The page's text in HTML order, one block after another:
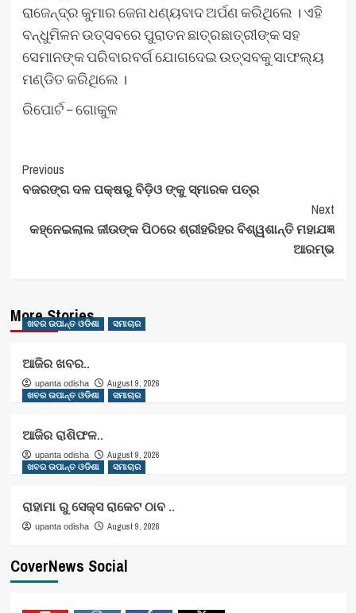
ରାଜେନ୍ଦ୍ର କୁମାର ଜେନା ଧଣ୍ୟବାଦ ଅର୍ପଣ କରିଥିଲେ । ଏହି
ବନ୍ଧୁମିଳନ ଉତ୍ସବରେ ପୁରାତନ ଛାତ୍ରଛାତ୍ରୀଙ୍କ ସହ
ସେମାନଙ୍କ ପରିବାରବର୍ଗ ଯୋଗଦେଇ ଉତ୍ସବକୁ ସାଫଲ୍ୟ
ମଣ୍ଡିତ କରିଥିଲେ ।
ରିପୋର୍ଟ – ଗୋକୁଳ
Post
Navigation
Previous
ବଜରଙ୍ଗ ଦଳ ପକ୍ଷରୁ ବିଡ଼ିଓ ଙ୍କୁ ସ୍ମାରକ ପତ୍ର
Next
କହ୍ନେଇଲାଲ ଜୀଉଙ୍କ ପିଠରେ ଶ୍ରୀହରିହର ବିଶ୍ୱଶାନ୍ତି ମହାଯଜ୍ଞ
ଆରମ୍ଭ
More Stories
ଖବର ଉପାନ୍ତ ଓଡିଶା ସମାଚାର
ଆଜିର ଖବର..
upanta odisha
August 9, 2026
ଖବର ଉପାନ୍ତ ଓଡିଶା
ସମାଚାର
ଆଜିର ରାଶିଫଳ..
upanta odisha
August 9, 2026
ଖବର ଉପାନ୍ତ ଓଡିଶା
ସମାଚାର
ରାହାମା ରୁ ସେକ୍ସ ରାକେଟ ଠାବ ..
upanta odisha August 9, 2026
CoverNews Social